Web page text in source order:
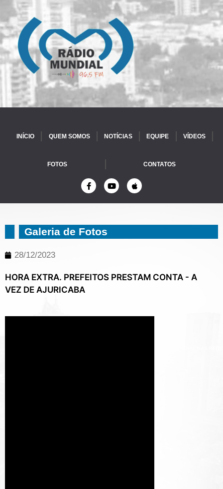
INÍCIO QUEM SOMOS NOTÍCIAS EQUIPE VÍDEOS
FOTOS CONTATOS
Galeria de Fotos
28/12/2023
HORA EXTRA. PREFEITOS PRESTAM CONTA - A
VEZ DE AJURICABA